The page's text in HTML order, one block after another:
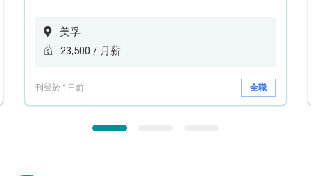
美孚
23,500 / 月薪
刊登於 1日前 全職